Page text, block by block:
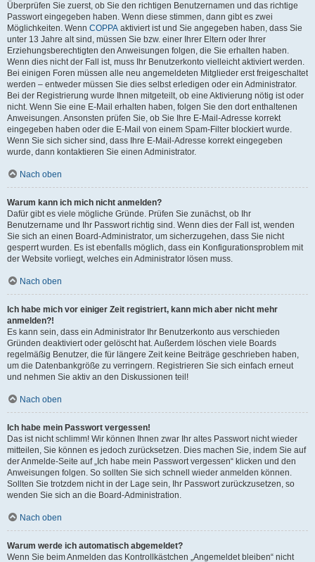
Überprüfen Sie zuerst, ob Sie den richtigen Benutzernamen und das richtige
Passwort eingegeben haben. Wenn diese stimmen, dann gibt es zwei
Möglichkeiten. Wenn COPPA aktiviert ist und Sie angegeben haben, dass Sie
unter 13 Jahre alt sind, müssen Sie bzw. einer Ihrer Eltern oder Ihrer
Erziehungsberechtigten den Anweisungen folgen, die Sie erhalten haben.
Wenn dies nicht der Fall ist, muss Ihr Benutzerkonto vielleicht aktiviert werden.
Bei einigen Foren müssen alle neu angemeldeten Mitglieder erst freigeschaltet
werden – entweder müssen Sie dies selbst erledigen oder ein Administrator.
Bei der Registrierung wurde Ihnen mitgeteilt, ob eine Aktivierung nötig ist oder
nicht. Wenn Sie eine E-Mail erhalten haben, folgen Sie den dort enthaltenen
Anweisungen. Ansonsten prüfen Sie, ob Sie Ihre E-Mail-Adresse korrekt
eingegeben haben oder die E-Mail von einem Spam-Filter blockiert wurde.
Wenn Sie sich sicher sind, dass Ihre E-Mail-Adresse korrekt eingegeben
wurde, dann kontaktieren Sie einen Administrator.
Nach oben
Warum kann ich mich nicht anmelden?
Dafür gibt es viele mögliche Gründe. Prüfen Sie zunächst, ob Ihr
Benutzername und Ihr Passwort richtig sind. Wenn dies der Fall ist, wenden
Sie sich an einen Board-Administrator, um sicherzugehen, dass Sie nicht
gesperrt wurden. Es ist ebenfalls möglich, dass ein Konfigurationsproblem mit
der Website vorliegt, welches ein Administrator lösen muss.
Nach oben
Ich habe mich vor einiger Zeit registriert, kann mich aber nicht mehr
anmelden?!
Es kann sein, dass ein Administrator Ihr Benutzerkonto aus verschieden
Gründen deaktiviert oder gelöscht hat. Außerdem löschen viele Boards
regelmäßig Benutzer, die für längere Zeit keine Beiträge geschrieben haben,
um die Datenbankgröße zu verringern. Registrieren Sie sich einfach erneut
und nehmen Sie aktiv an den Diskussionen teil!
Nach oben
Ich habe mein Passwort vergessen!
Das ist nicht schlimm! Wir können Ihnen zwar Ihr altes Passwort nicht wieder
mitteilen, Sie können es jedoch zurücksetzen. Dies machen Sie, indem Sie auf
der Anmelde-Seite auf „Ich habe mein Passwort vergessen“ klicken und den
Anweisungen folgen. So sollten Sie sich schnell wieder anmelden können.
Sollten Sie trotzdem nicht in der Lage sein, Ihr Passwort zurückzusetzen, so
wenden Sie sich an die Board-Administration.
Nach oben
Warum werde ich automatisch abgemeldet?
Wenn Sie beim Anmelden das Kontrollkästchen „Angemeldet bleiben“ nicht